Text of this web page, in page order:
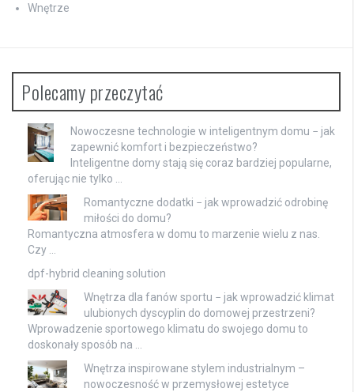
Wnętrze
Polecamy przeczytać
Nowoczesne technologie w inteligentnym domu − jak
zapewnić komfort i bezpieczeństwo?
Inteligentne domy stają się coraz bardziej popularne,
oferując nie tylko …
Romantyczne dodatki − jak wprowadzić odrobinę
miłości do domu?
Romantyczna atmosfera w domu to marzenie wielu z nas.
Czy …
dpf-hybrid cleaning solution
Wnętrza dla fanów sportu − jak wprowadzić klimat
ulubionych dyscyplin do domowej przestrzeni?
Wprowadzenie sportowego klimatu do swojego domu to
doskonały sposób na …
Wnętrza inspirowane stylem industrialnym –
nowoczesność w przemysłowej estetyce